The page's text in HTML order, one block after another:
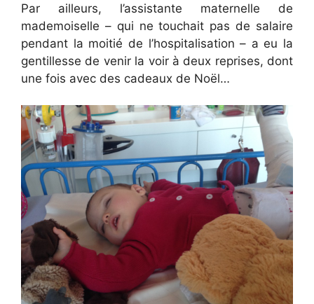
Par ailleurs, l’assistante maternelle de
mademoiselle – qui ne touchait pas de salaire
pendant la moitié de l’hospitalisation – a eu la
gentillesse de venir la voir à deux reprises, dont
une fois avec des cadeaux de Noël…